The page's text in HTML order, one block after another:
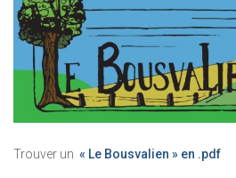
Trouver un « Le Bousvalien » en .pdf